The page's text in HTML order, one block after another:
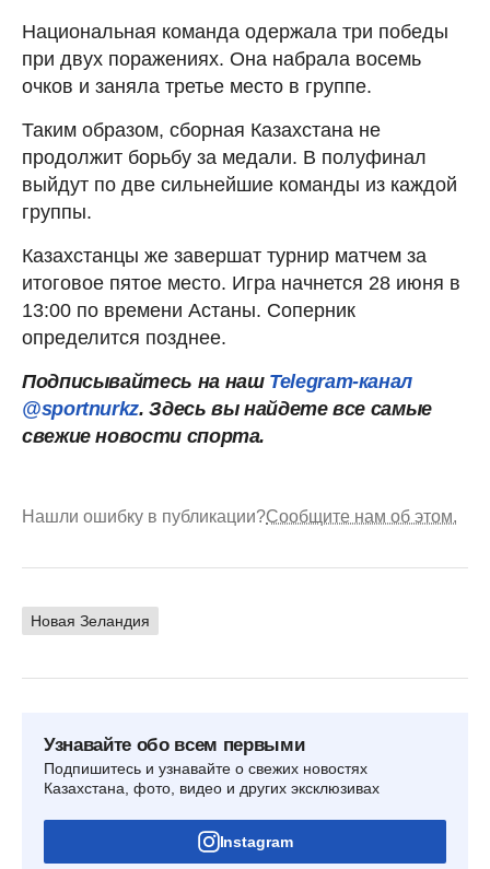
Национальная команда одержала три победы
при двух поражениях. Она набрала восемь
очков и заняла третье место в группе.
Таким образом, сборная Казахстана не
продолжит борьбу за медали. В полуфинал
выйдут по две сильнейшие команды из каждой
группы.
Казахстанцы же завершат турнир матчем за
итоговое пятое место. Игра начнется 28 июня в
13:00 по времени Астаны. Соперник
определится позднее.
Подписывайтесь на наш Telegram-канал
@sportnurkz. Здесь вы найдете все самые
свежие новости спорта.
Нашли ошибку в публикации?Сообщите нам об этом.
Новая Зеландия
Узнавайте обо всем первыми
Подпишитесь и узнавайте о свежих новостях
Казахстана, фото, видео и других эксклюзивах
Instagram